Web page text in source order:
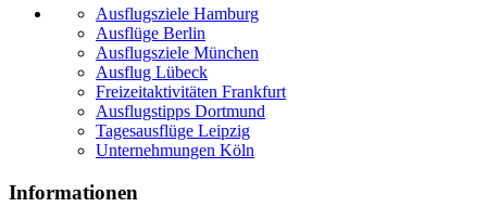
Ausflugsziele Hamburg
Ausflüge Berlin
Ausflugsziele München
Ausflug Lübeck
Freizeitaktivitäten Frankfurt
Ausflugstipps Dortmund
Tagesausflüge Leipzig
Unternehmungen Köln
Informationen